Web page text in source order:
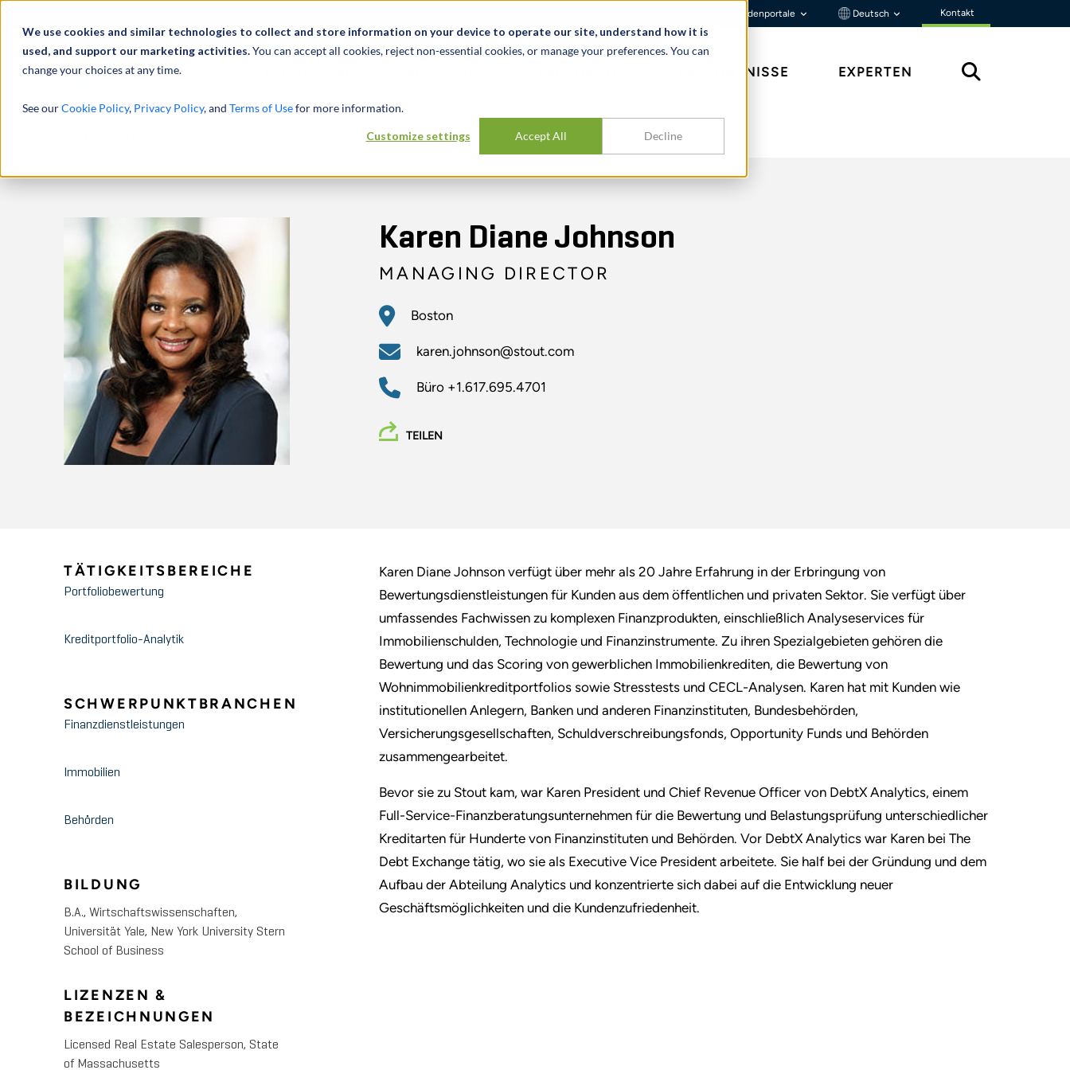
We use cookies and similar technologies to collect and store information on your device to operate our site, understand how it is
used, and support our marketing activities.You can accept all cookies, reject non-essential cookies, or manage your preferences. You can
change your choices at any time.
See ourCookie Policy, Privacy Policy, and Terms of Usefor more information.
Customize settings Accept All Decline
Kundenportale Deutsch Kontakt
ERKENNTNISSE EXPERTEN
Karen Diane Johnson
MANAGING DIRECTOR
Boston
karen.johnson@stout.com
Büro +1.617.695.4701
TEILEN
Karen Diane Johnson verfügt über mehr als 20 Jahre Erfahrung in der Erbringung von
Bewertungsdienstleistungen für Kunden aus dem öffentlichen und privaten Sektor. Sie verfügt über
umfassendes Fachwissen zu komplexen Finanzprodukten, einschließlich Analyseservices für
Immobilienschulden, Technologie und Finanzinstrumente. Zu ihren Spezialgebieten gehören die
Bewertung und das Scoring von gewerblichen Immobilienkrediten, die Bewertung von
Wohnimmobilienkreditportfolios sowie Stresstests und CECL-Analysen. Karen hat mit Kunden wie
institutionellen Anlegern, Banken und anderen Finanzinstituten, Bundesbehörden,
Versicherungsgesellschaften, Schuldverschreibungsfonds, Opportunity Funds und Behörden
zusammengearbeitet.
Bevor sie zu Stout kam, war Karen President und Chief Revenue Officer von DebtX Analytics, einem
Full-Service-Finanzberatungsunternehmen für die Bewertung und Belastungsprüfung unterschiedlicher
Kreditarten für Hunderte von Finanzinstituten und Behörden. Vor DebtX Analytics war Karen bei The
Debt Exchange tätig, wo sie als Executive Vice President arbeitete. Sie half bei der Gründung und dem
Aufbau der Abteilung Analytics und konzentrierte sich dabei auf die Entwicklung neuer
Geschäftsmöglichkeiten und die Kundenzufriedenheit.
TÄTIGKEITSBEREICHE
Portfoliobewertung
Kreditportfolio-Analytik
SCHWERPUNKTBRANCHEN
Finanzdienstleistungen
Immobilien
Behörden
BILDUNG
B.A., Wirtschaftswissenschaften,
Universität Yale, New York University Stern
School of Business
LIZENZEN &
BEZEICHNUNGEN
Licensed Real Estate Salesperson, State
of Massachusetts